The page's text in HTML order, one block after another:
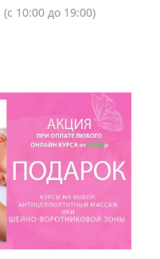
(с 10:00 до 19:00)